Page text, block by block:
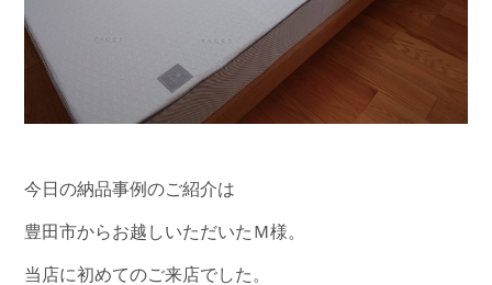
今日の納品事例のご紹介は
豊田市からお越しいただいたＭ様。
当店に初めてのご来店でした。